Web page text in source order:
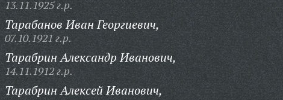
13.11.1925 г.р.
Тарабанов Иван Георгиевич,
07.10.1921 г.р.
Тарабрин Александр Иванович,
14.11.1912 г.р.
Тарабрин Алексей Иванович,